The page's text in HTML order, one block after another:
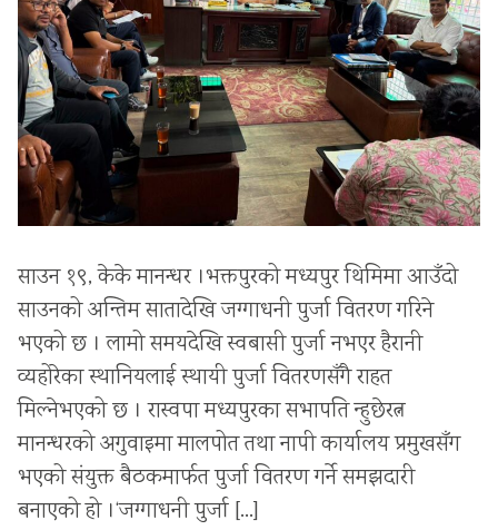
साउन १९, केके मानन्धर ।भक्तपुरको मध्यपुर थिमिमा आउँदो
साउनको अन्तिम सातादेखि जग्गाधनी पुर्जा वितरण गरिने
भएको छ । लामो समयदेखि स्वबासी पुर्जा नभएर हैरानी
व्यहोरेका स्थानियलाई स्थायी पुर्जा वितरणसँगै राहत
मिल्नेभएको छ । रास्वपा मध्यपुरका सभापति न्हुछेरत्न
मानन्धरको अगुवाइमा मालपोत तथा नापी कार्यालय प्रमुखसँग
भएको संयुक्त बैठकमार्फत पुर्जा वितरण गर्ने समझदारी
बनाएको हो ।‘जग्गाधनी पुर्जा […]